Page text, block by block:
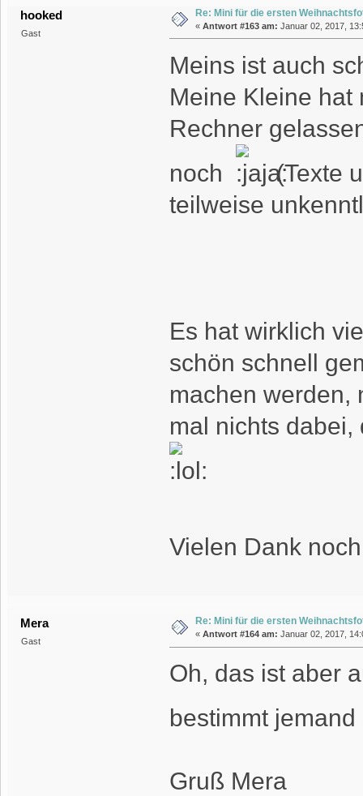
hooked
Gast
Re: Mini für die ersten
« Antwort #163 am: Januar 02, 2017,
Meins ist auch
Meine Kleine hat
Rechner
noch
(Texte
teilweise
Es hat wirklich
schön schnell
machen werden,
mal nichts
Vielen Dank
Mera
Gast
Re: Mini für die ersten
« Antwort #164 am: Januar 02, 2017,
Oh, das ist aber
bestimmt
Gruß Mera